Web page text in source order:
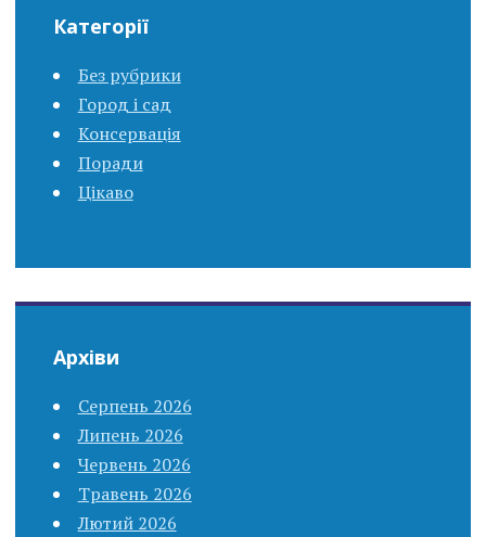
Категорії
Без рубрики
Город і сад
Консервація
Поради
Цікаво
Архіви
Серпень 2026
Липень 2026
Червень 2026
Травень 2026
Лютий 2026